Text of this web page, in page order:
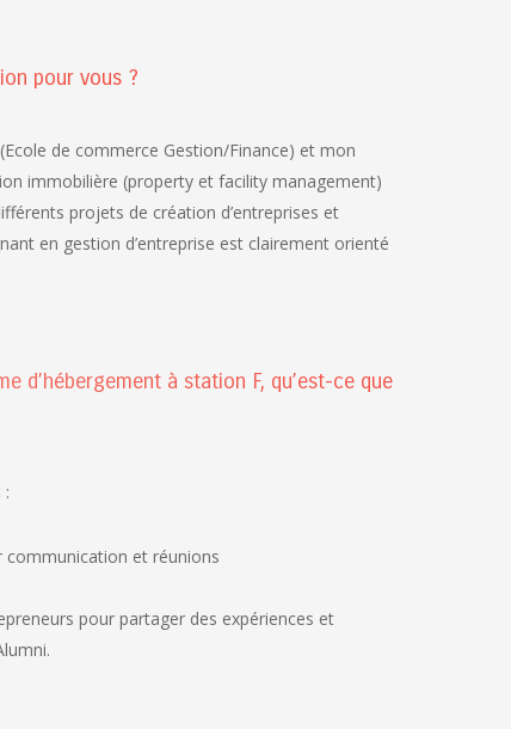
pour vous ?
de commerce Gestion/Finance) et mon
immobilière (property et facility management)
projets de création d’entreprises et
en gestion d’entreprise est clairement orienté
d’hébergement à station F, qu’est-ce que
:
communication et réunions
pour partager des expériences et